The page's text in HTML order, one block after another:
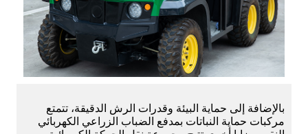
بالإضافة إلى حماية البيئة وقدرات الرش الدقيقة، تتمتع
مركبات حماية النباتات بمدفع الضباب الزراعي الكهربائي